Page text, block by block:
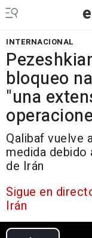
INTERNACIONAL
bloqueo
"una
Qalibaf vuelve
medida
de Irán
Sigue en
Irán